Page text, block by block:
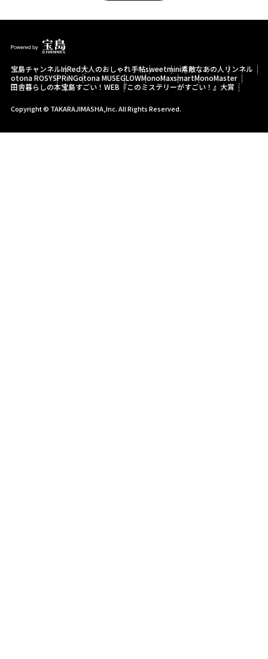
宝島チャンネルInRed大人のおしゃれ手帖sweetmini素敵なあの人 リンネル
otona ROSYSPRiNGotona MUSEGLOWMonoMaxsmartMonoMaster
田舎暮らしの本宝島すごい！WEB 『このミステリーがすごい！』大賞
Copyright © TAKARAJIMASHA,Inc. All Rights Reserved.